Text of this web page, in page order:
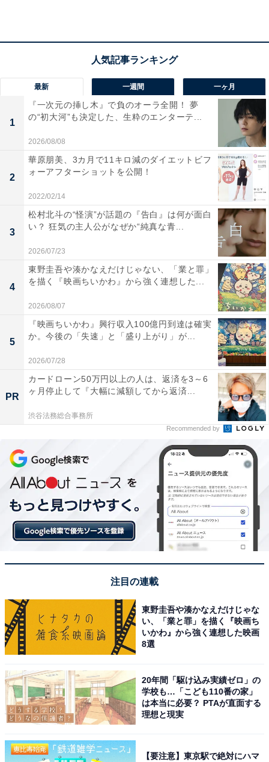
人気キャラクター・星野アイを演じる齋藤飛鳥さんにつ
いても、配信前には批判的な声がありました。しかし、
齋藤さんは見事な演技力を見せ、アンチを跳ね飛ばし称
賛を受けることに。今回、二宮さんで2度目の奇跡を起
こしたことで、より実写版『【推しの子】』の評価を上
げることに成功しました。
成田凌の好演技も見もの！ 映画版へつなげる見事
な手法
また、7話では成田凌さんの演技にも注目です。成田さ
ん演じる雨宮吾郎も今回の配信で本格的に登場し、しっ
かり演技を確認できます。
╋━━
?日間連続
━━━╋
俺が必ず
#ゴロー #雨宮吾郎役は、
#成田凌
さんに決定?
?11/28(木)ドラマシリーズ配信
?12/20(金)劇場公開pic.twitter.com/BJT5B59Kb3
最新 一週間 一ヶ月
1
『一次元の挿し木』で負のオーラ全開！ 夢
の“初大河”も決定した、生粋のエンターテ...
2026/08/08
2
華原朋美、3カ月で11キロ減のダイエットビフ
ォーアフターショットを公開！
2022/02/14
3
松村北斗の“怪演”が話題の『告白』は何が面白
い？ 狂気の主人公がなぜか“純真な青...
2026/07/23
4
東野圭吾や湊かなえだけじゃない、「業と罪」
を描く『映画ちいかわ』から強く連想した...
2026/08/07
5
『映画ちいかわ』興行収入100億円到達は確実
か。今後の「失速」と「盛り上がり」が...
2026/07/28
PR
カードローン50万円以上の人は、返済を3～6
ヶ月停止して『大幅に減額してから返済...
渋谷法務総合事務所
Recommended by
注目の連載
東野圭吾や湊かなえだけじゃな
い、「業と罪」を描く『映画ち
いかわ』から強く連想した映画
8選
20年間「駆け込み実績ゼロ」の
学校も…「こども110番の家」
は本当に必要？ PTAが直面する
理想と現実
【要注意】東京駅で絶対にハマ